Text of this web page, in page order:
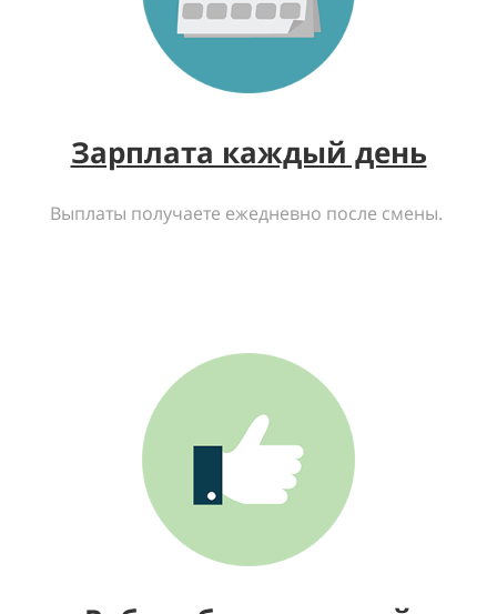
Зарплата каждый день
Выплаты получаете ежедневно после смены.